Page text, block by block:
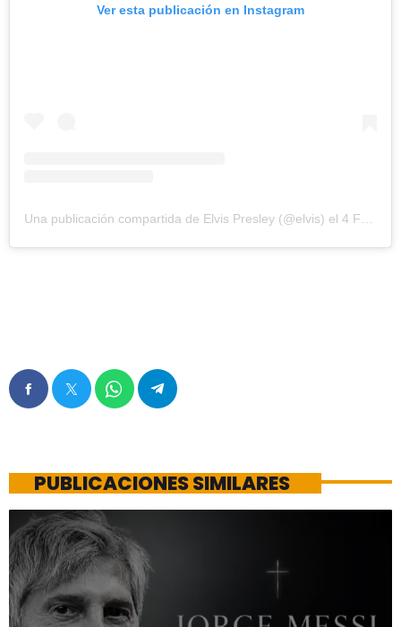
Ver esta publicación en Instagram
Una publicación compartida de Elvis Presley (@elvis) el 4 Feb, 2020 a las 8:32 PST
PUBLICACIONES SIMILARES